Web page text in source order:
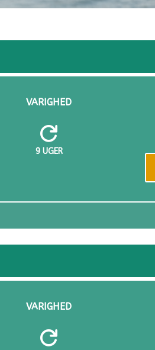
VARIGHED

9 UGER
VARIGHED
